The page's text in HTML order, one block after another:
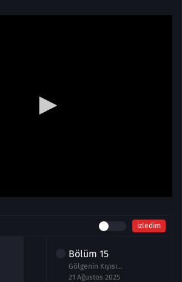
izledim
Bölüm 15
Gölgenin Kıyısında 15.Bölüm izle
21 Ağustos 2025